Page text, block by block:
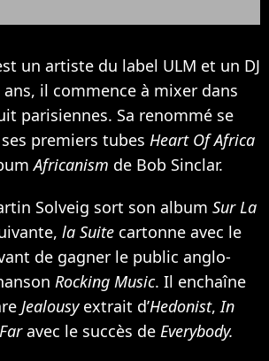
un artiste du label ULM et un DJ
ans, il commence à mixer dans
parisiennes. Sa renommé se
premiers tubes Heart Of Africa
Africanism de Bob Sinclar.
Solveig sort son album Sur La
la Suite cartonne avec le
de gagner le public anglo-
Rocking Music. Il enchaîne
Jealousyextrait d’Hedonist,In
avec le succès de Everybody.